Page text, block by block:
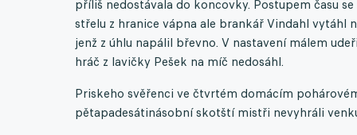
příliš nedostávala do koncovky. Postupem času
střelu z hranice vápna ale brankář Vindahl vytáhl
jenž z úhlu napálil břevno. V nastavení málem
hráč z lavičky Pešek na míč nedosáhl.
Priskeho svěřenci ve čtvrtém domácím
pětapadesátinásobní skotští mistři nevyhráli